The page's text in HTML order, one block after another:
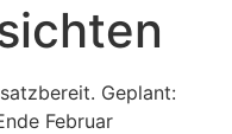
Geplant:
Februar